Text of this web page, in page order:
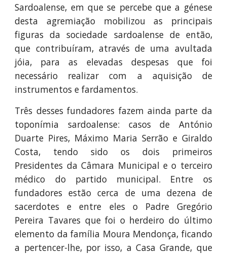
Sardoalense, em que se percebe que a génese
desta agremiação mobilizou as principais
figuras da sociedade sardoalense de então,
que contribuíram, através de uma avultada
jóia, para as elevadas despesas que foi
necessário realizar com a aquisição de
instrumentos e fardamentos.
Três desses fundadores fazem ainda parte da
toponímia sardoalense: casos de António
Duarte Pires, Máximo Maria Serrão e Giraldo
Costa, tendo sido os dois primeiros
Presidentes da Câmara Municipal e o terceiro
médico do partido municipal. Entre os
fundadores estão cerca de uma dezena de
sacerdotes e entre eles o Padre Gregório
Pereira Tavares que foi o herdeiro do último
elemento da família Moura Mendonça, ficando
a pertencer-lhe, por isso, a Casa Grande, que